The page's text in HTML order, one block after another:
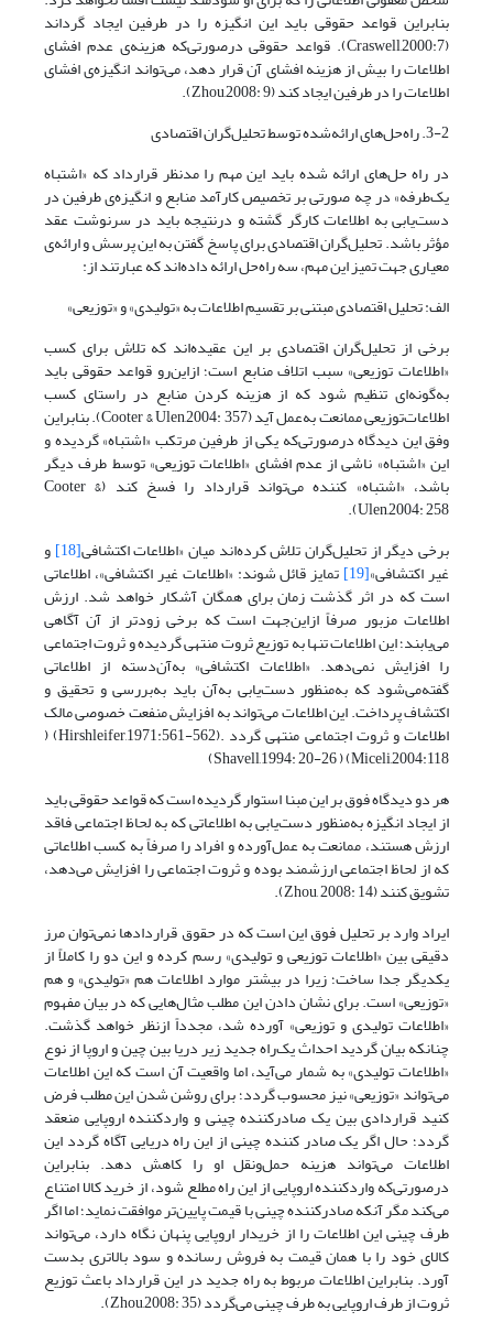
بنابراین قواعد حقوقی باید این انگیزه را در طرفین ایجاد گرداند
(Craswell,2000:7). قواعد حقوقی درصورتی‌که هزینه‌ی عدم افشای
اطلاعات را بیش از هزینه افشای آن قرار دهد، می‌تواند انگیزه‌ی افشای
اطلاعات را در طرفین ایجاد کند (Zhou,2008: 9).
3-2. راه‌حل‌های ارائه‌شده توسط تحلیل‌گران اقتصادی
در راه حل‌های ارائه شده باید این مهم را مدنظر قرارداد که «اشتباه
یک‌طرفه» در چه صورتی بر تخصیص کارآمد منابع و انگیزه‌ی طرفین در
دست‌یابی به اطلاعات کارگر گشته و درنتیجه باید در سرنوشت عقد
مؤثر باشد. تحلیل‌گران اقتصادی برای پاسخ گفتن به این پرسش و ارائه‌ی
معیاری جهت تمیز این مهم، سه راه‌حل ارائه داده‌اند که عبارتند از:
الف: تحلیل اقتصادی مبتنی بر تقسیم اطلاعات به «تولیدی» و «توزیعی»
برخی از تحلیل‌گران اقتصادی بر این عقیده‌اند که تلاش برای کسب
«اطلاعات توزیعی» سبب اتلاف منابع است؛ ازاین‌رو قواعد حقوقی باید
به‌گونه‌ای تنظیم شود که از هزینه کردن منابع در راستای کسب
اطلاعات‌توزیعی ممانعت به‌عمل آید (Cooter & Ulen,2004: 357). بنابراین
وفق این دیدگاه درصورتی‌که یکی از طرفین مرتکب «اشتباه» گردیده و
این «اشتباه» ناشی از عدم افشای «اطلاعات توزیعی» توسط طرف دیگر
باشد، «اشتباه» کننده می‌تواند قرارداد را فسخ کند (Cooter &
Ulen,2004: 258).
برخی دیگر از تحلیل‌گران تلاش کرده‌اند میان «اطلاعات اکتشافی[18] و
غیر اکتشافی»[19] تمایز قائل شوند: «اطلاعات غیر اکتشافی»، اطلاعاتی
است که در اثر گذشت زمان برای همگان آشکار خواهد شد. ارزش
اطلاعات مزبور صرفاً ازاین‌جهت است که برخی زودتر از آن آگاهی
می‌یابند؛ این اطلاعات تنها به توزیع ثروت منتهی گردیده و ثروت اجتماعی
را افزایش نمی‌دهد. «اطلاعات اکتشافی» به‌آن‌دسته از اطلاعاتی
گفته‌می‌شود که به‌منظور دست‌یابی به‌آن باید به‌بررسی و تحقیق و
اکتشاف پرداخت. این اطلاعات می‌تواند به افزایش منفعت خصوصی مالک
اطلاعات و ثروت اجتماعی منتهی گردد .(Hirshleifer,1971:561-562) (
Miceli,2004:118) ( Shavell,1994: 20-26)
هر دو دیدگاه فوق بر این مبنا استوار گردیده است که قواعد حقوقی باید
از ایجاد انگیزه به‌منظور دست‌یابی به اطلاعاتی که به لحاظ اجتماعی فاقد
ارزش هستند، ممانعت به عمل‌آورده و افراد را صرفاً به کسب اطلاعاتی
که از لحاظ اجتماعی ارزشمند بوده و ثروت اجتماعی را افزایش می‌دهد،
تشویق کنند (Zhou, 2008: 14).
ایراد وارد بر تحلیل فوق این است که در حقوق قراردادها نمی‌توان مرز
دقیقی بین «اطلاعات توزیعی و تولیدی» رسم کرده و این دو را کاملاً از
یکدیگر جدا ساخت؛ زیرا در بیشتر موارد اطلاعات هم «تولیدی» و هم
«توزیعی» است. برای نشان دادن این مطلب مثال‌هایی که در بیان مفهوم
«اطلاعات تولیدی و توزیعی» آورده شد، مجدداً ازنظر خواهد گذشت.
چنانکه بیان گردید احداث یک‌راه جدید زیر دریا بین چین و اروپا از نوع
«اطلاعات تولیدی» به شمار می‌آید، اما واقعیت آن است که این اطلاعات
می‌تواند «توزیعی» نیز محسوب گردد؛ برای روشن شدن این مطلب فرض
کنید قراردادی بین یک صادرکننده چینی و واردکننده اروپایی منعقد
گردد؛ حال اگر یک صادر کننده چینی از این راه دریایی آگاه گردد این
اطلاعات می‌تواند هزینه حمل‌ونقل او را کاهش دهد. بنابراین
درصورتی‌که واردکننده اروپایی از این راه مطلع شود، از خرید کالا امتناع
می‌کند مگر آنکه صادرکننده چینی با قیمت پایین‌تر موافقت نماید؛ اما اگر
طرف چینی این اطلاعات را از خریدار اروپایی پنهان نگاه دارد، می‌تواند
کالای خود را با همان قیمت به فروش رسانده و سود بالاتری بدست
آورد. بنابراین اطلاعات مربوط به راه جدید در این قرارداد باعث توزیع
ثروت از طرف اروپایی به طرف چینی می‌گردد (Zhou,2008: 35).